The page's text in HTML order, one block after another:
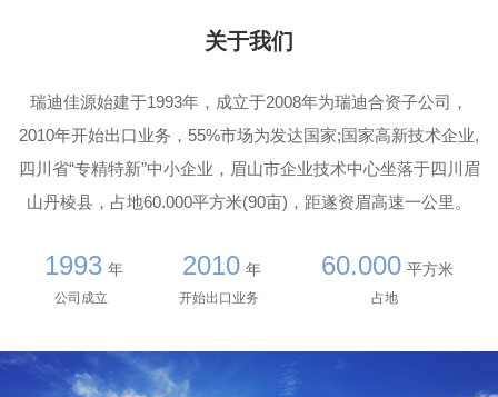
关于我们
瑞迪佳源始建于1993年，成立于2008年为瑞迪合资子公司，
2010年开始出口业务，55%市场为发达国家;国家高新技术企业,
四川省“专精特新”中小企业，眉山市企业技术中心坐落于四川眉
山丹棱县，占地60.000平方米(90亩)，距遂资眉高速一公里。
1993 年
公司成立
2010 年
开始出口业务
60.000 平方米
占地